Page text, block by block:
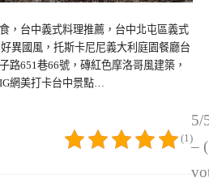
，台中義式料理推薦，台中北屯區義式
異國風，托斯卡尼尼義大利庭園餐廳台
路651巷66號，磚紅色摩洛哥風建築，
網美打卡台中景點…
5/
–
(1)